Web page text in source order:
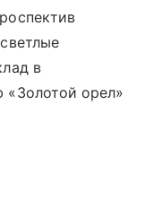
в
«Золотой орел»